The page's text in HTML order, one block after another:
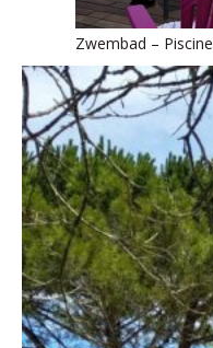
TARIFS
Zwembad – Piscine